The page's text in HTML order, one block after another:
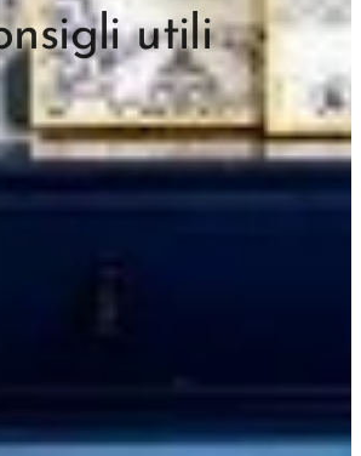
utili